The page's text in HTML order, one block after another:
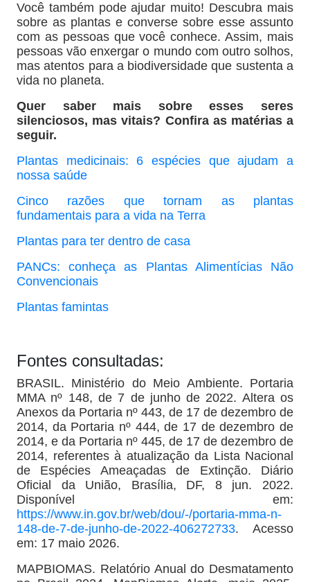
Você também pode ajudar muito! Descubra mais
sobre as plantas e converse sobre esse assunto
com as pessoas que você conhece. Assim, mais
pessoas vão enxergar o mundo com outro solhos,
mas atentos para a biodiversidade que sustenta a
vida no planeta.
Quer saber mais sobre esses seres
silenciosos, mas vitais? Confira as matérias a
seguir.
Plantas medicinais: 6 espécies que ajudam a
nossa saúde
Cinco razões que tornam as plantas
fundamentais para a vida na Terra
Plantas para ter dentro de casa
PANCs: conheça as Plantas Alimentícias Não
Convencionais
Plantas famintas
Fontes consultadas:
BRASIL. Ministério do Meio Ambiente. Portaria
MMA nº 148, de 7 de junho de 2022. Altera os
Anexos da Portaria nº 443, de 17 de dezembro de
2014, da Portaria nº 444, de 17 de dezembro de
2014, e da Portaria nº 445, de 17 de dezembro de
2014, referentes à atualização da Lista Nacional
de Espécies Ameaçadas de Extinção. Diário
Oficial da União, Brasília, DF, 8 jun. 2022.
Disponível em:
https://www.in.gov.br/web/dou/-/portaria-mma-n-
148-de-7-de-junho-de-2022-406272733. Acesso
em: 17 maio 2026.
MAPBIOMAS. Relatório Anual do Desmatamento